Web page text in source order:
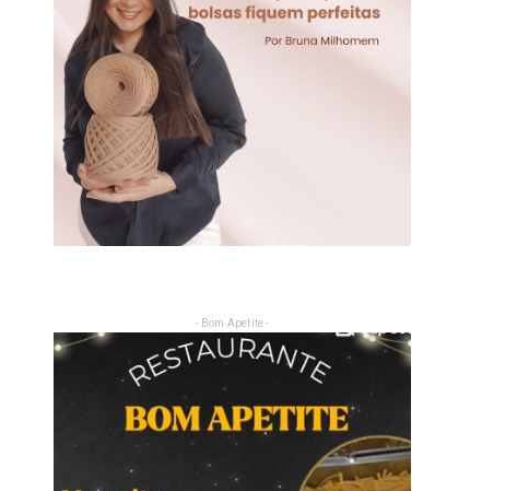
- Bom Apetite -